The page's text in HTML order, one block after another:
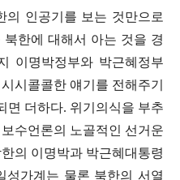
의 인공기를 보는 것만으로
한에 대해서 아는 것을 경
이명박정부와 박근혜정부
시콜콜한 얘기를 전해주기
면 더하다. 위기의식을 부추
수언론의 노골적인 선거운
의 이명박과 박근혜대통령
성가계는 물론 북한의 서열